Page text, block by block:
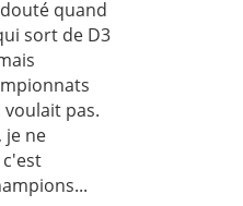
quand
sort de D3
pas.
je ne